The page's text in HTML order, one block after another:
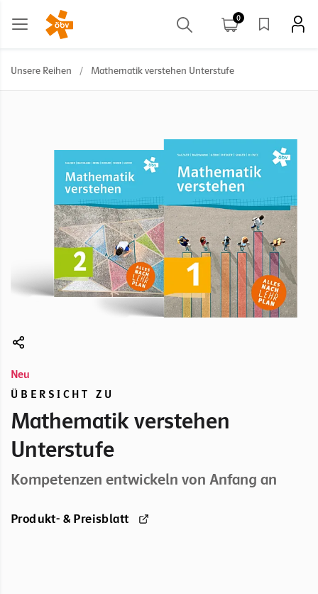
0
Unsere Reihen / Mathematik verstehen Unterstufe
Neu
ÜBERSICHT ZU
Mathematik verstehen
Unterstufe
Kompetenzen entwickeln von Anfang an
Produkt- & Preisblatt